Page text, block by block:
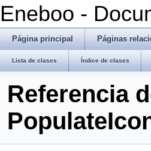
Eneboo -
Página principal Páginas
Lista de clases Índice de clases
Referencia